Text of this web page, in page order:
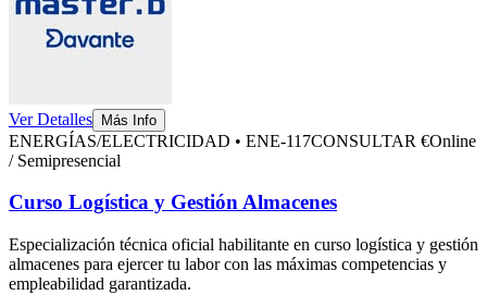
Ver Detalles Más Info
ENERGÍAS/ELECTRICIDAD • ENE-117CONSULTAR €Online
/ Semipresencial
Curso Logística y Gestión Almacenes
Especialización técnica oficial habilitante en curso logística y gestión
almacenes para ejercer tu labor con las máximas competencias y
empleabilidad garantizada.